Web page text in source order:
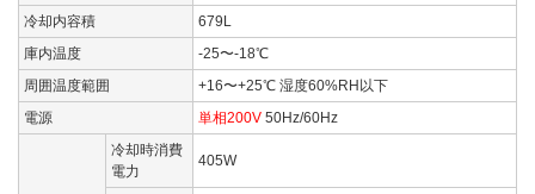
冷却内容積
679L
庫内温度
-25〜-18℃
周囲温度範囲
+16〜+25℃ 湿度60%RH以下
電源
単相200V 50Hz/60Hz
冷却時消費
電力
405W